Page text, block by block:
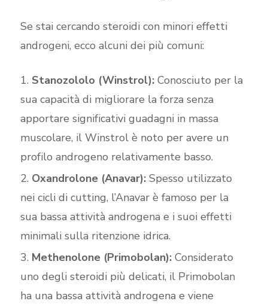
Se stai cercando steroidi con minori effetti
androgeni, ecco alcuni dei più comuni:
Stanozololo (Winstrol):Conosciuto per la
sua capacità di migliorare la forza senza
apportare significativi guadagni in massa
muscolare, il Winstrol è noto per avere un
profilo androgeno relativamente basso.
Oxandrolone (Anavar):Spesso utilizzato
nei cicli di cutting, l’Anavar è famoso per la
sua bassa attività androgena e i suoi effetti
minimali sulla ritenzione idrica.
Methenolone (Primobolan):Considerato
uno degli steroidi più delicati, il Primobolan
ha una bassa attività androgena e viene